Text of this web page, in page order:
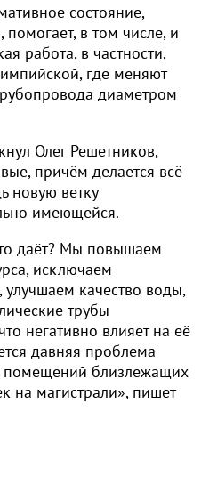
состояние,
помогает, в том числе, и
работа, в частности,
где меняют
диаметром
Олег Решетников,
причём делается всё
новую ветку
имеющейся.
даёт? Мы повышаем
исключаем
качество воды,
трубы
негативно влияет на её
давняя проблема
помещений близлежащих
на магистрали», пишет